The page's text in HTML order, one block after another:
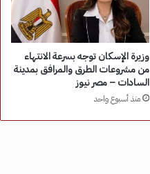
وزيرة الإسكان توجه بسرعة الانتهاء
من مشروعات الطرق والمرافق بمدينة
السادات – مصر نيوز
منذ أسبوع واحد